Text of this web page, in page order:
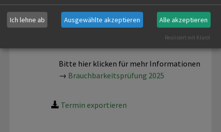
e.V.führt in diesem Jahr - am 13.09.2025
und am 21.09.2025 - eine
Brauchbarkeitsprüfung Modul 1.1 und
Bitte hier klicken für mehr Informationen
→ Brauchbarkeitsprüfung 2025
Termin exportieren
Ich lehne ab Ausgewählte akzeptieren Alle akzeptieren
Realisiert mit Klaro!